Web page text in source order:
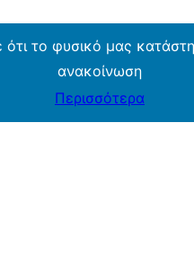
το φυσικό μας
ανακοίνωση
Περισσότερα